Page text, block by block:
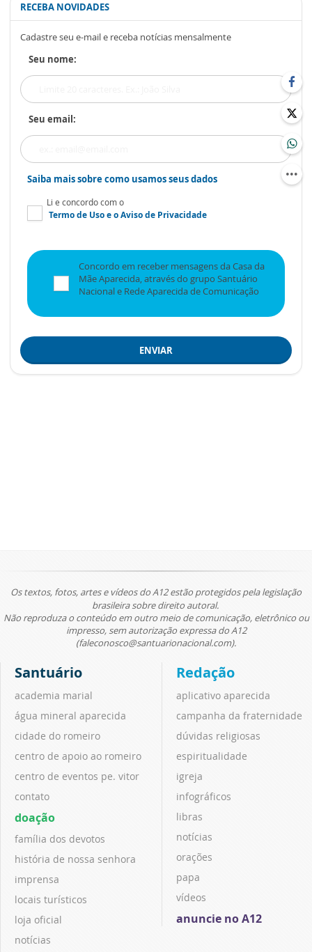
RECEBA NOVIDADES
Cadastre seu e-mail e receba notícias mensalmente
Seu nome:
Seu email:
Saiba mais sobre como usamos seus dados
Li e concordo com o
Termo de Usoe oAviso de Privacidade
Concordo em receber mensagens da Casa da
Mãe Aparecida, através do grupo Santuário
Nacional e Rede Aparecida de Comunicação
ENVIAR
Os textos, fotos, artes e vídeos do A12 estão protegidos pela legislação
brasileira sobre direito autoral.
Não reproduza o conteúdo em outro meio de comunicação, eletrônico ou
impresso, sem autorização expressa do A12
(faleconosco@santuarionacional.com).
Santuário
academia marial
água mineral aparecida
cidade do romeiro
centro de apoio ao romeiro
centro de eventos pe. vitor
contato
doação
família dos devotos
história de nossa senhora
imprensa
locais turísticos
loja oficial
notícias
Redação
aplicativo aparecida
campanha da fraternidade
dúvidas religiosas
espiritualidade
igreja
infográficos
libras
notícias
orações
papa
vídeos
anuncie no A12